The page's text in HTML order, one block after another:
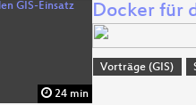
24 min
Docker für
Vorträge (GIS)